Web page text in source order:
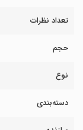
تعداد نظرات
حجم
نوع
دسته‌بندی